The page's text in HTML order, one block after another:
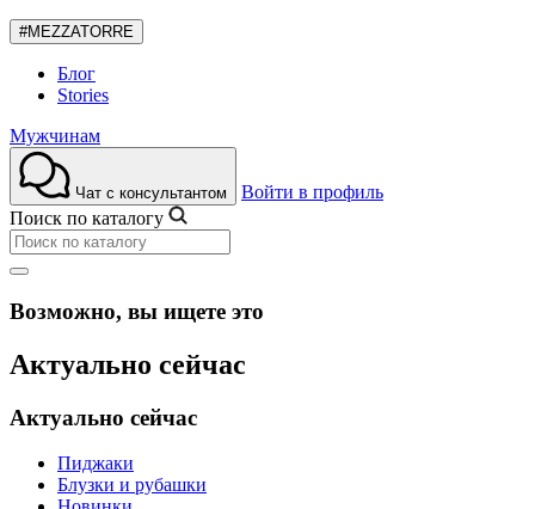
#MEZZATORRE
Блог
Stories
Мужчинам
Чат с консультантом
Войти в профиль
Поиск по каталогу
Возможно, вы ищете это
Актуально сейчас
Актуально сейчас
Пиджаки
Блузки и рубашки